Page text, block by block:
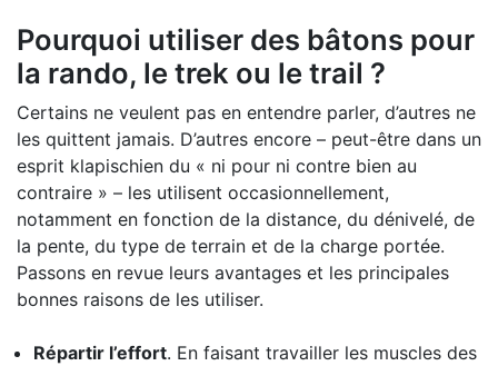
Pourquoi utiliser des bâtons pour
la rando, le trek ou le trail ?
Certains ne veulent pas en entendre parler, d’autres ne
les quittent jamais. D’autres encore – peut-être dans un
esprit klapischien du « ni pour ni contre bien au
contraire » – les utilisent occasionnellement,
notamment en fonction de la distance, du dénivelé, de
la pente, du type de terrain et de la charge portée.
Passons en revue leurs avantages et les principales
bonnes raisons de les utiliser.
Répartir l’effort. En faisant travailler les muscles des